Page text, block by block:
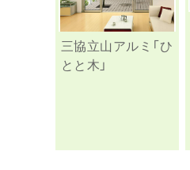
三協立山アルミ「ひ
とと木」